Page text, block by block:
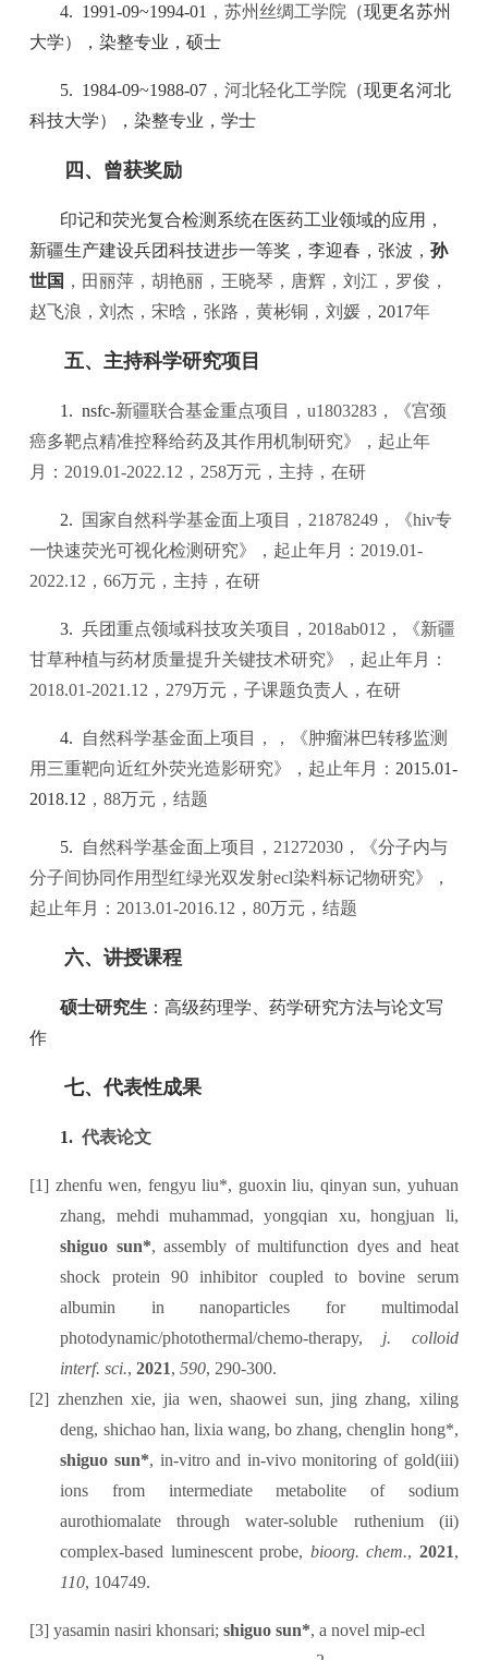
4. 1991-09~1994-01 ，苏州丝绸工学院 （现更名苏州
大学）
，染整专业，硕士
5. 1984-09~1988-07 ，河北轻化工学院 （现更名河北
科技大学）
，染整专业，学士
四、曾获奖励
印记和荧光复合检测系统在医药工业领域的应用，
新疆生产建设兵团科技进步一等奖，李迎春，张波，孙
世国 ，田丽萍，胡艳丽，王晓琴，唐辉，刘江，罗俊，
赵飞浪，刘杰，宋晗，张路，黄彬铜，刘媛， 2017年
五、主持科学研究项目
1. nsfc-新疆联合基金重点项目，u1803283 ，《宫颈
癌多靶点精准控释给药及其作用机制研究》，起止年
月： 2019.01-2022.12 ， 258万元，主持，在研
2. 国家自然科学基金面上项目， 21878249 ，《hiv专
一快速荧光可视化检测研究》，起止年月： 2019.01-
2022.12 ，66万元，主持，在研
3.兵团重点领域科技攻关项目， 2018ab012 ，《新疆
甘草种植与药材质量提升关键技术研究》，起止年月：
2018.01-2021.12 ， 279万元，子课题负责人，在研
4. 自然科学基金面上项目，
，《肿瘤淋巴转移监测
用三重靶向近红外荧光造影研究》，起止年月： 2015.01-
2018.12 ，88万元，结题
5. 自然科学基金面上项目， 21272030 ，《分子内与
分子间协同作用型红绿光双发射ecl染料标记物研究》，
起止年月： 2013.01-2016.12 ，80万元，结题
六、讲授课程
硕士研究生 ：高级药理学、药学研究方法与论文写
作
七、代表性成果
1.代表论文
[1] zhenfu wen, fengyu liu*, guoxin liu, qinyan sun, yuhuan
zhang, mehdi muhammad, yongqian xu, hongjuan li,
shiguo sun*, assembly of multifunction dyes and heat
shock protein 90 inhibitor coupled to bovine serum
albumin in nanoparticles for multimodal
photodynamic/photothermal/chemo-therapy, j. colloid
interf. sci.,2021,590, 290-300.
[2] zhenzhen xie, jia wen, shaowei sun, jing zhang, xiling
deng, shichao han, lixia wang, bo zhang, chenglin hong*,
shiguo sun*, in-vitro and in-vivo monitoring of gold(iii)
ions from intermediate metabolite of sodium
aurothiomalate through water-soluble ruthenium (ii)
complex-based luminescent probe, bioorg. chem., 2021,
110, 104749.
[3]yasamin nasiri khonsari;shiguo sun*, a novel mip-ecl